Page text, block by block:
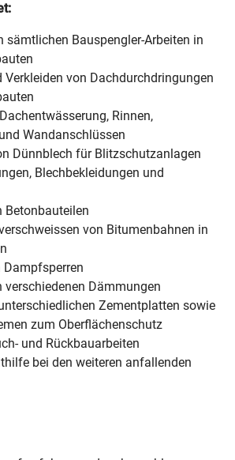
sämtlichen Bauspengler-Arbeiten in
Verkleiden von Dachdurchdringungen
Rinnen,
Wandanschlüssen
Dünnblech für Blitzschutzanlagen
Blechbekleidungen und
Betonbauteilen
von Bitumenbahnen in
Dampfsperren
verschiedenen Dämmungen
Zementplatten sowie
zum Oberflächenschutz
und Rückbauarbeiten
bei den weiteren anfallenden